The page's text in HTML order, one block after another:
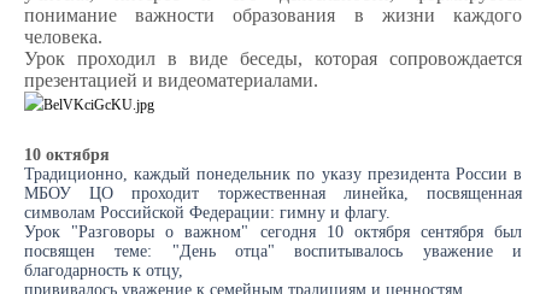
понимание важности образования в жизни каждого
человека.
Урок проходил в виде беседы, которая сопровождается
презентацией и видеоматериалами.
10 октября
Традиционно, каждый понедельник по указу президента России в
МБОУ ЦО проходит торжественная линейка, посвященная
символам Российской Федерации: гимну и флагу.
Урок "Разговоры о важном" сегодня 10 октября сентября был
посвящен теме: "День отца" воспитывалось уважение и
благодарность к отцу,
прививалось уважение к семейным традициям и ценностям.